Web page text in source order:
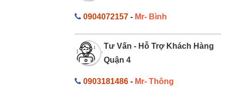
0904072157- Mr- Bình
Tư Vấn - Hỗ Trợ Khách Hàng
Quận 4
0903181486- Mr- Thông